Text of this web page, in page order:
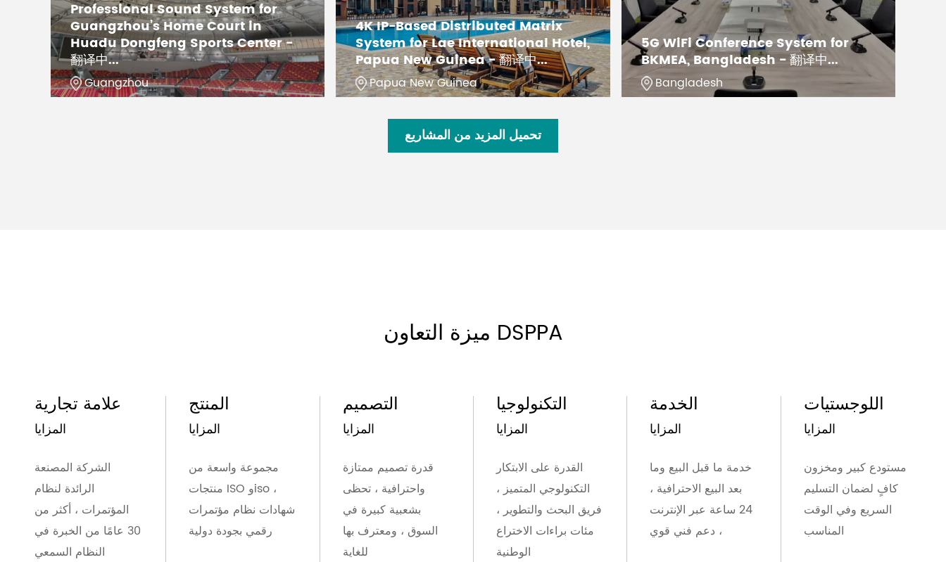
Professional Sound System for
Guangzhou’s Home Court in
Huadu Dongfeng Sports Center -
翻译中...
Guangzhou
4K IP-Based Distributed Matrix
System for Lae International Hotel,
Papua New Guinea - 翻译中...
Papua New Guinea
5G WiFi Conference System for
BKMEA, Bangladesh - 翻译中...
Bangladesh
تحميل المزيد من المشاريع
ميزة التعاون DSPPA
علامة تجارية
المزايا
الشركة المصنعة
الرائدة لنظام
المؤتمرات ، أكثر من
30 عامًا من الخبرة في
النظام السمعي
المنتج
المزايا
مجموعة واسعة من
منتجات ISO وiso ،
شهادات نظام مؤتمرات
رقمي بجودة دولية
التصميم
المزايا
قدرة تصميم ممتازة
واحترافية ، تحظى
بشعبية كبيرة في
السوق ، ومعترف بها
للغاية
التكنولوجيا
المزايا
القدرة على الابتكار
التكنولوجي المتميز ،
فريق البحث والتطوير ،
مئات براءات الاختراع
الوطنية
الخدمة
المزايا
خدمة ما قبل البيع وما
بعد البيع الاحترافية ،
24 ساعة عبر الإنترنت
، دعم فني قوي
اللوجستيات
المزايا
مستودع كبير ومخزون
كافٍ لضمان التسليم
السريع وفي الوقت
المناسب